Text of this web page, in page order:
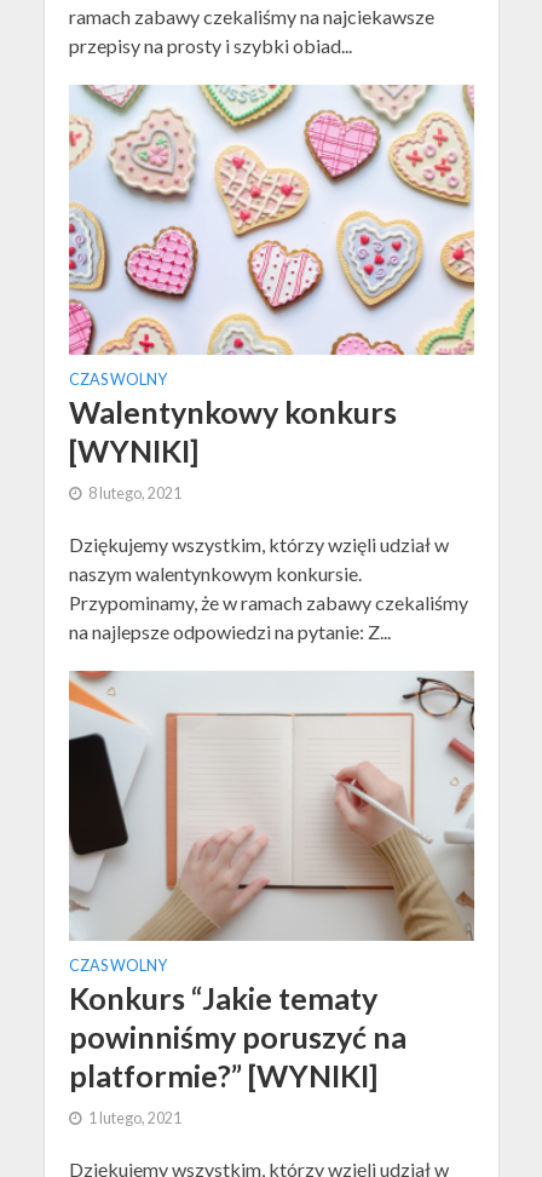
ramach zabawy czekaliśmy na najciekawsze
przepisy na prosty i szybki obiad...
CZAS WOLNY
Walentynkowy konkurs
[WYNIKI]
8 lutego, 2021
Dziękujemy wszystkim, którzy wzięli udział w
naszym walentynkowym konkursie.
Przypominamy, że w ramach zabawy czekaliśmy
na najlepsze odpowiedzi na pytanie: Z...
CZAS WOLNY
Konkurs “Jakie tematy
powinniśmy poruszyć na
platformie?” [WYNIKI]
1 lutego, 2021
Dziękujemy wszystkim, którzy wzięli udział w